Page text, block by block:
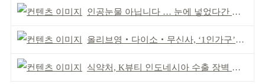
인공눈물 아닙니다 … 눈에 넣었다간 각막 손상
올리브영‧다이소‧무신사, ‘1인가구’가 이끈다
식약처, K뷰티 인도네시아 수출 장벽 완화 성과